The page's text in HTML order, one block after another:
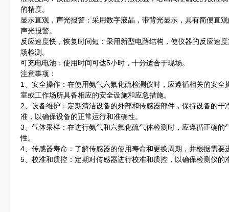
的精度。
显示直观，声光报警：采用数字液晶，带背光显示，具有简便直
声光报警。
反应速度快，恢复时间短：采用新型电路结构，使仪器的反应速
场检测。
可充电电池：使用时间可达5小时，十分适合于现场。
注意事项：
1、安全操作：在使用氨气六氟化硫检测仪时，应遵循相关的安
室或工作场所具备相应的安全设施和应急措施。
2、设备维护：定期清洁设备的外部和传感器部件，保持设备的
准，以确保设备的正常运行和准确性。
3、气体采样：在进行氨气和六氟化硫气体检测时，应遵循正确
性。
4、传感器寿命：了解传感器的使用寿命和更换周期，并根据需
5、校准和质控：定期对传感器进行校准和质控，以确保检测仪的